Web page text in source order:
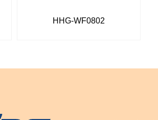
HHG-WF0802